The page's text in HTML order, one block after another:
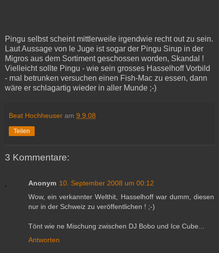
Pingu selbst scheint mittlerweile irgendwie recht out zu sein.
Laut Aussage von le Juge ist sogar der Pingu Sirup in der
Migros aus dem Sortiment geschossen worden, Skandal !
Vielleicht sollte Pingu - wie sein grosses Hasselhoff Vorbild
- mal betrunken versuchen einen Fish-Mac zu essen, dann
wäre er schlagartig wieder in aller Munde ;-)
Beat Hochheuser am 9.9.08
Teilen
3 Kommentare:
Anonym 10. September 2008 um 00:12
Wow, ein verkannter Welthit, Hasselhoff war dumm, diesen
nur in der Schweiz zu veröffentlichen ! ;-)
Tönt wie ne Mischung zwischen DJ Bobo und Ice Cube...
Antworten